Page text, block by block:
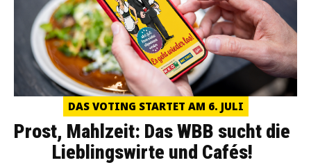
DAS VOTING STARTET AM 6. JULI
Prost, Mahlzeit: Das WBB sucht die
Lieblingswirte und Cafés!